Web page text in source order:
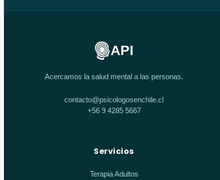
API
Acercamos la salud mental a las personas.
contacto@psicologosenchile.cl
+56 9 4285 5667
Servicios
Terapia Adultos